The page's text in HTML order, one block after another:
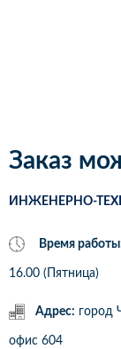
Заказ
ИНЖЕНЕРНО-
Время
16.00 (Пятница)
Адрес: город
офис 604